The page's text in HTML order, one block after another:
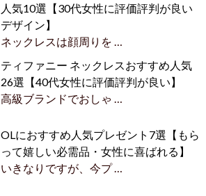
人気10選【30代女性に評価評判が良い
デザイン】
ネックレスは顔周りを …
ティファニー ネックレスおすすめ人気
26選【40代女性に評価評判が良い】
高級ブランドでおしゃ …
OLにおすすめ人気プレゼント7選【もら
って嬉しい必需品・女性に喜ばれる】
いきなりですが、今プ …